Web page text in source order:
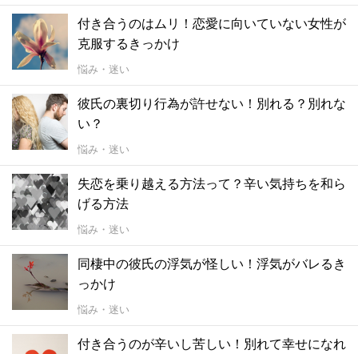
付き合うのはムリ！恋愛に向いていない女性が
克服するきっかけ
悩み・迷い
彼氏の裏切り行為が許せない！別れる？別れな
い？
悩み・迷い
失恋を乗り越える方法って？辛い気持ちを和ら
げる方法
悩み・迷い
同棲中の彼氏の浮気が怪しい！浮気がバレるき
っかけ
悩み・迷い
付き合うのが辛いし苦しい！別れて幸せになれ